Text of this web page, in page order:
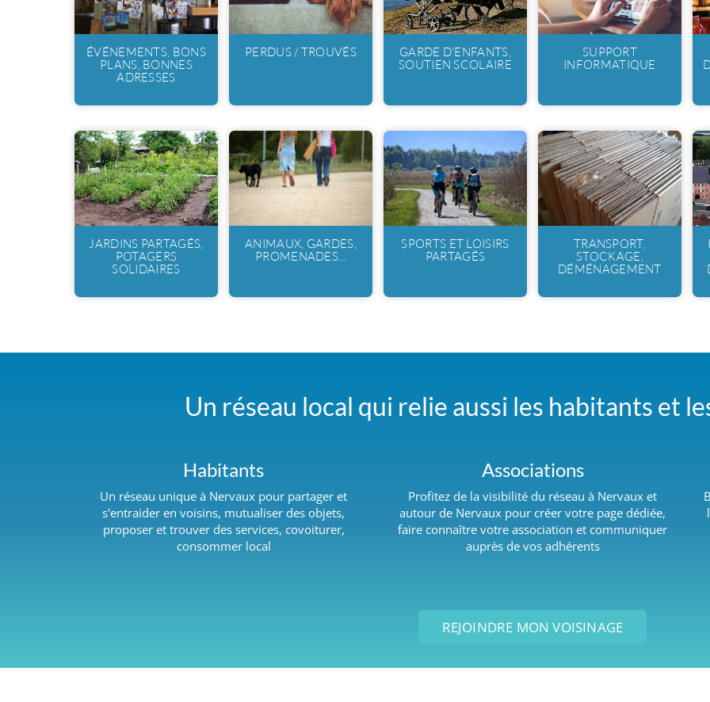
ÉVÉNEMENTS, BONS
PLANS, BONNES
ADRESSES
PERDUS / TROUVÉS
GARDE D'ENFANTS,
SOUTIEN SCOLAIRE
SUPPORT
INFORMATIQUE
JARDINS PARTAGÉS,
POTAGERS
SOLIDAIRES
ANIMAUX, GARDES,
PROMENADES...
SPORTS ET LOISIRS
PARTAGÉS
TRANSPORT,
STOCKAGE,
DÉMÉNAGEMENT
Un réseau local qui relie aussi les habitants et
Habitants
Un réseau unique à Nervaux pour partager et
s'entraider en voisins, mutualiser des objets,
proposer et trouver des services, covoiturer,
consommer local
Associations
Profitez de la visibilité du réseau à Nervaux et
autour de Nervaux pour créer votre page dédiée,
faire connaître votre association et communiquer
auprès de vos adhérents
REJOINDRE MON VOISINAGE